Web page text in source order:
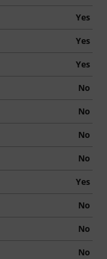
Yes
Yes
Yes
No
No
No
No
Yes
No
No
No